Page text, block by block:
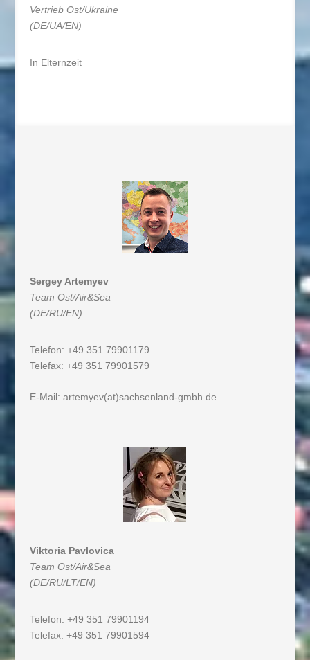
Vertrieb Ost/Ukraine
(DE/UA/EN)
In Elternzeit
Sergey Artemyev
Team Ost/Air&Sea
(DE/RU/EN)
Telefon: +49 351 79901179
Telefax: +49 351 79901579
E-Mail: artemyev(at)sachsenland-gmbh.de
Viktoria Pavlovica
Team Ost/Air&Sea
(DE/RU/LT/EN)
Telefon: +49 351 79901194
Telefax: +49 351 79901594